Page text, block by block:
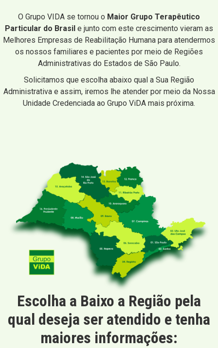
O Grupo VIDA se tornou o Maior Grupo Terapêutico
Particular do Brasil e junto com este crescimento vieram as
Melhores Empresas de Reabilitação Humana para atendermos
os nossos familiares e pacientes por meio de Regiões
Administrativas do Estados de São Paulo.
Solicitamos que escolha abaixo qual a Sua Região
Administrativa e assim, iremos lhe atender por meio da Nossa
Unidade Credenciada ao Grupo ViDA mais próxima.
Escolha a Baixo a Região pela
qual deseja ser atendido e tenha
maiores informações: